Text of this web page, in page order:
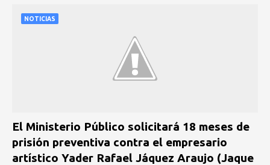
NOTICIAS
El Ministerio Público solicitará 18 meses de
prisión preventiva contra el empresario
artístico Yader Rafael Jáquez Araujo (Jaque